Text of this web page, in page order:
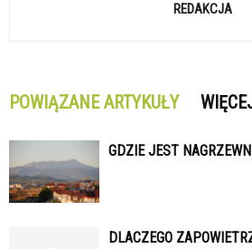
REDAKCJA
POWIĄZANE ARTYKUŁY
GDZIE JEST
DLACZEGO